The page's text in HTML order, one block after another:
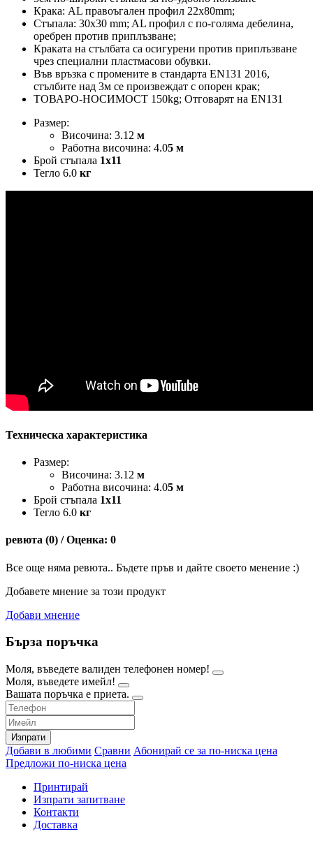
Крака: AL правоъгален профил 22х80mm;
Стъпала: 30х30 mm; AL профил с по-голяма дебелина,
оребрен против приплъзване;
Краката на стълбата са осигурени против приплъзване
чрез специални пластмасови обувки.
Във връзка с промените в стандарта EN131 2016,
стълбите над 3м се произвеждат с опорен крак;
ТОВАРО-НОСИМОСТ 150kg; Отговарят на EN131
Размер:
Височина: 3.12 м
Работна височина: 4.05 м
Брой стъпала 1x11
Тегло 6.0 кг
Техническа характеристика
Размер:
Височина: 3.12 м
Работна височина: 4.05 м
Брой стъпала 1x11
Тегло 6.0 кг
ревюта (0) / Оценка: 0
Все още няма ревюта.. Бъдете пръв и дайте своето менение :)
Добавете мнение за този продукт
Добави мнение
Бърза поръчка
Моля, въведете валиден телефонен номер!
Моля, въведете имейл!
Вашата поръчка е приета.
Изпрати
Добави в любими Сравни Абонирай се за по-ниска цена
Предложи по-ниска цена
Принтирай
Изпрати запитване
Контакти
Доставка